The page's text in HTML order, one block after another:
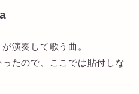
演奏して歌う曲。
たので、ここでは貼付しな